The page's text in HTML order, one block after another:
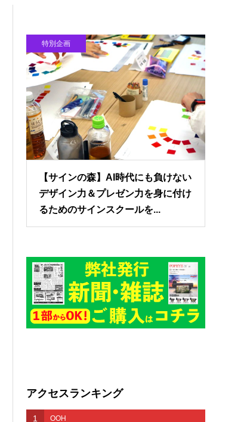
特別企画
【サインの森】AI時代にも負けない
デザイン力＆プレゼン力を身に付け
るためのサインスクールを...
アクセスランキング
1 OOH